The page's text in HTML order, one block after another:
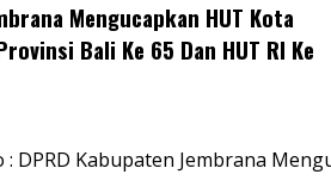
Mengucapkan HUT Kota
Bali Ke 65 Dan HUT RI Ke
DPRD Kabupaten Jembrana